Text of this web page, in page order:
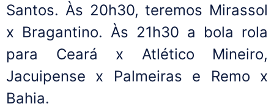
Santos. Às 20h30, teremos Mirassol
x Bragantino. Às 21h30 a bola rola
para Ceará x Atlético Mineiro,
Jacuipense x Palmeiras e Remo x
Bahia.